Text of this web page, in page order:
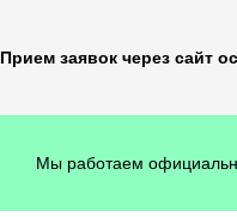
Прием заявок через сайт
Мы работаем